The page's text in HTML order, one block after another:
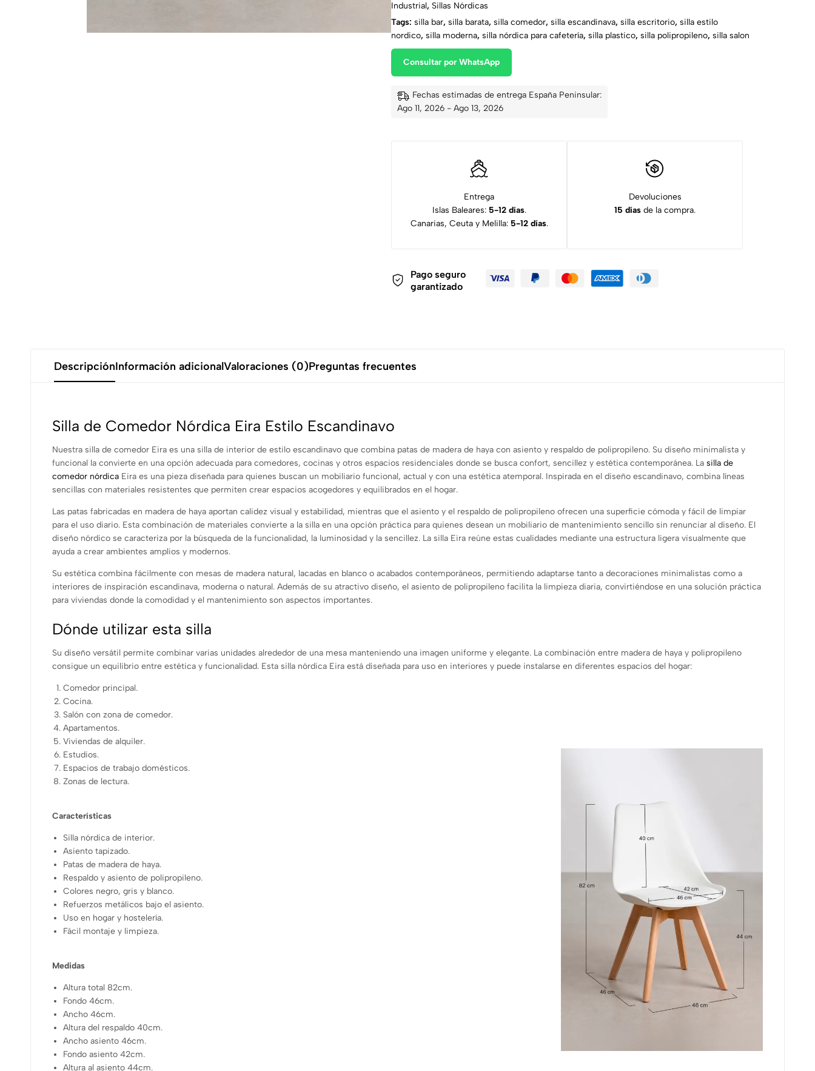
Industrial, Sillas Nórdicas
Tags: silla bar, silla barata, silla comedor, silla escandinava, silla escritorio, silla estilo
nordico, silla moderna, silla nórdica para cafetería, silla plastico, silla polipropileno, silla salon
Consultar por WhatsApp
Fechas estimadas de entrega España Peninsular:
Ago 11, 2026 - Ago 13, 2026
Entrega
Islas Baleares: 5-12 días.
Canarias, Ceuta y Melilla: 5-12 días.
Devoluciones
15 días de la compra.
Pago seguro
garantizado
DescripciónInformación adicionalValoraciones (0)Preguntas frecuentes
Silla de Comedor Nórdica Eira Estilo Escandinavo
Nuestra silla de comedor Eira es una silla de interior de estilo escandinavo que combina patas de madera de haya con asiento y respaldo de polipropileno. Su diseño minimalista y
funcional la convierte en una opción adecuada para comedores, cocinas y otros espacios residenciales donde se busca confort, sencillez y estética contemporánea. La silla de
comedor nórdica Eira es una pieza diseñada para quienes buscan un mobiliario funcional, actual y con una estética atemporal. Inspirada en el diseño escandinavo, combina líneas
sencillas con materiales resistentes que permiten crear espacios acogedores y equilibrados en el hogar.
Las patas fabricadas en madera de haya aportan calidez visual y estabilidad, mientras que el asiento y el respaldo de polipropileno ofrecen una superficie cómoda y fácil de limpiar
para el uso diario. Esta combinación de materiales convierte a la silla en una opción práctica para quienes desean un mobiliario de mantenimiento sencillo sin renunciar al diseño. El
diseño nórdico se caracteriza por la búsqueda de la funcionalidad, la luminosidad y la sencillez. La silla Eira reúne estas cualidades mediante una estructura ligera visualmente que
ayuda a crear ambientes amplios y modernos.
Su estética combina fácilmente con mesas de madera natural, lacadas en blanco o acabados contemporáneos, permitiendo adaptarse tanto a decoraciones minimalistas como a
interiores de inspiración escandinava, moderna o natural. Además de su atractivo diseño, el asiento de polipropileno facilita la limpieza diaria, convirtiéndose en una solución práctica
para viviendas donde la comodidad y el mantenimiento son aspectos importantes.
Dónde utilizar esta silla
Su diseño versátil permite combinar varias unidades alrededor de una mesa manteniendo una imagen uniforme y elegante. La combinación entre madera de haya y polipropileno
consigue un equilibrio entre estética y funcionalidad. Esta silla nórdica Eira está diseñada para uso en interiores y puede instalarse en diferentes espacios del hogar:
Comedor principal.
Cocina.
Salón con zona de comedor.
Apartamentos.
Viviendas de alquiler.
Estudios.
Espacios de trabajo domésticos.
Zonas de lectura.
Características
Silla nórdica de interior.
Asiento tapizado.
Patas de madera de haya.
Respaldo y asiento de polipropileno.
Colores negro, gris y blanco.
Refuerzos metálicos bajo el asiento.
Uso en hogar y hostelería.
Fácil montaje y limpieza.
Medidas
Altura total 82cm.
Fondo 46cm.
Ancho 46cm.
Altura del respaldo 40cm.
Ancho asiento 46cm.
Fondo asiento 42cm.
Altura al asiento 44cm.